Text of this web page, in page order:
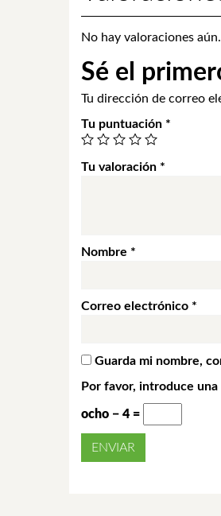
No hay valoraciones aún.
Sé el
Tu dirección de correo
Tu puntuación *
Tu valoración *
Nombre *
Correo electrónico *
Guarda mi nombre,
Por favor, introduce
ocho − 4 =